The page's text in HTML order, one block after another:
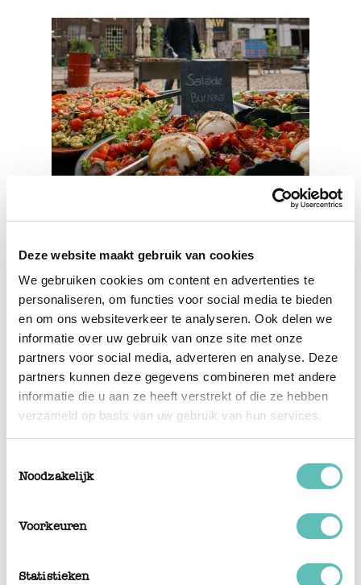
Deze website maakt gebruik van cookies
We gebruiken cookies om content en advertenties te
personaliseren, om functies voor social media te bieden
en om ons websiteverkeer te analyseren. Ook delen we
informatie over uw gebruik van onze site met onze
partners voor social media, adverteren en analyse. Deze
partners kunnen deze gegevens combineren met andere
informatie die u aan ze heeft verstrekt of die ze hebben
verzameld op basis van uw gebruik van hun services.
Noodzakelijk
Voorkeuren
Statistieken